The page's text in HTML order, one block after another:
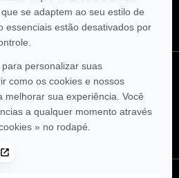
ASSINE
SIGA-NOS